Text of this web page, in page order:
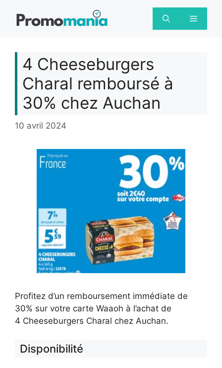
Menu
4 Cheeseburgers
Charal remboursé à
30% chez Auchan
10 avril 2024
Profitez d’un remboursement immédiate de
30% sur votre carte Waaoh à l’achat de
4 Cheeseburgers Charal chez Auchan.
Disponibilité